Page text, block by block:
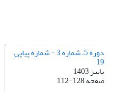
دوره 5، شماره 3 - شماره پیاپی
19
پاییز 1403
صفحه112-128